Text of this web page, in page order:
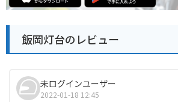
飯岡灯台のレビュー
未ログインユーザー
2022-01-18 12:45